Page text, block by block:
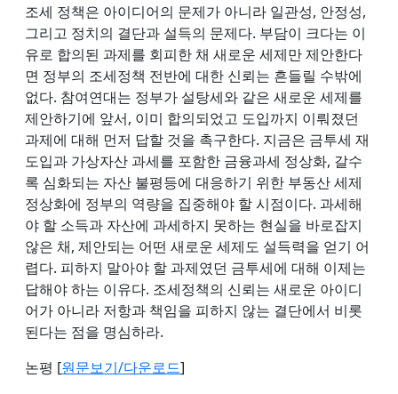
조세 정책은 아이디어의 문제가 아니라 일관성, 안정성,
그리고 정치의 결단과 설득의 문제다. 부담이 크다는 이
유로 합의된 과제를 회피한 채 새로운 세제만 제안한다
면 정부의 조세정책 전반에 대한 신뢰는 흔들릴 수밖에
없다. 참여연대는 정부가 설탕세와 같은 새로운 세제를
제안하기에 앞서, 이미 합의되었고 도입까지 이뤄졌던
과제에 대해 먼저 답할 것을 촉구한다. 지금은 금투세 재
도입과 가상자산 과세를 포함한 금융과세 정상화, 갈수
록 심화되는 자산 불평등에 대응하기 위한 부동산 세제
정상화에 정부의 역량을 집중해야 할 시점이다. 과세해
야 할 소득과 자산에 과세하지 못하는 현실을 바로잡지
않은 채, 제안되는 어떤 새로운 세제도 설득력을 얻기 어
렵다. 피하지 말아야 할 과제였던 금투세에 대해 이제는
답해야 하는 이유다. 조세정책의 신뢰는 새로운 아이디
어가 아니라 저항과 책임을 피하지 않는 결단에서 비롯
된다는 점을 명심하라.
논평 [원문보기/다운로드]